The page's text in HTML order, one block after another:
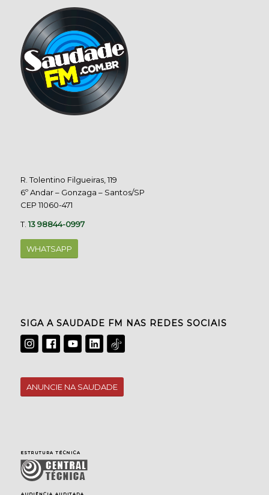
R. Tolentino Filgueiras, 119
6º Andar – Gonzaga – Santos/SP
CEP 11060-471
T.13 98844-0997
WHATSAPP
SIGA A SAUDADE FM NAS REDES SOCIAIS
ANUNCIE NA SAUDADE